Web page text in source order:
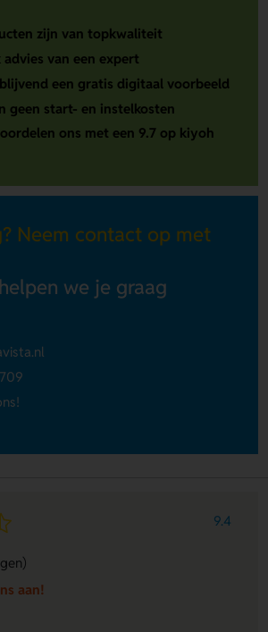
zijn van topkwaliteit
advies van een expert
een gratis digitaal voorbeeld
geen start- en instelkosten
ons met een 9.7 op kiyoh
Neem contact op met
we je graag
9.4
aan!